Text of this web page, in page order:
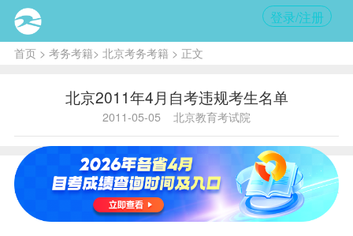
登录/注册
首页> 考务考籍> 北京考务考籍 > 正文
北京2011年4月自考违规考生名单
2011-05-05 北京教育考试院